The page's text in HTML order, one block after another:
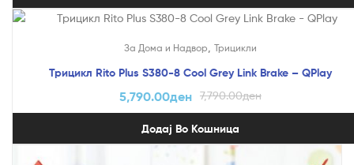
За Дома и Надвор Трицикли
Трицикл Rito Plus S380-8 Cool Grey Link Brake – QPlay
7,790.00ден
5,790.00ден
Додај Во Кошница